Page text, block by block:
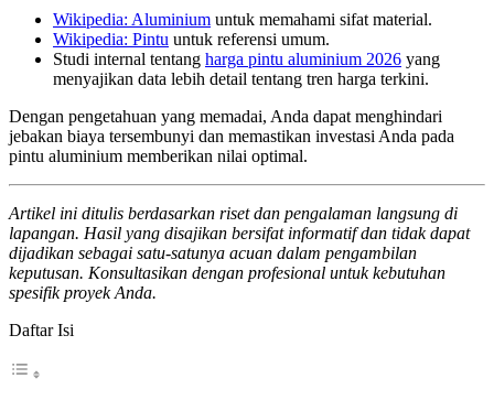
Wikipedia: Aluminium untuk memahami sifat material.
Wikipedia: Pintu untuk referensi umum.
Studi internal tentang harga pintu aluminium 2026 yang
menyajikan data lebih detail tentang tren harga terkini.
Dengan pengetahuan yang memadai, Anda dapat menghindari
jebakan biaya tersembunyi dan memastikan investasi Anda pada
pintu aluminium memberikan nilai optimal.
Artikel ini ditulis berdasarkan riset dan pengalaman langsung di
lapangan. Hasil yang disajikan bersifat informatif dan tidak dapat
dijadikan sebagai satu-satunya acuan dalam pengambilan
keputusan. Konsultasikan dengan profesional untuk kebutuhan
spesifik proyek Anda.
Daftar Isi